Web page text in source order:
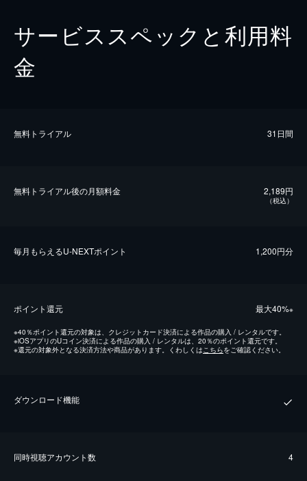
サービススペックと利用料
金
無料トライアル 31日間
無料トライアル後の⽉額料金 2,189円
（税込）
毎⽉もらえるU-NEXTポイント 1,200円分
ポイント還元 最⼤40%※
※40％ポイント還元の対象は、クレジットカード決済による作品の購入 / レンタルです。
※iOSアプリのUコイン決済による作品の購入 / レンタルは、20％のポイント還元です。
※還元の対象外となる決済方法や商品があります。くわしくはこちらをご確認ください。
ダウンロード機能
同時視聴アカウント数 4